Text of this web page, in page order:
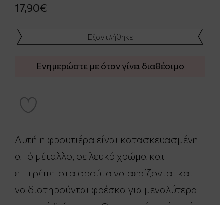
17,90€
Εξαντλήθηκε
Ενημερώστε με όταν γίνει διαθέσιμο
Αυτή η φρουτιέρα είναι κατασκευασμένη
από μέταλλο, σε λευκό χρώμα και
επιτρέπει στα φρούτα να αερίζονται και
να διατηρούνται φρέσκα για μεγαλύτερο